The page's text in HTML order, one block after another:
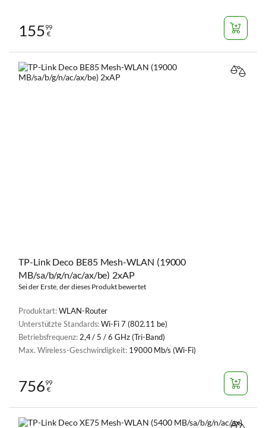
15599
€
TP-Link Deco BE85 Mesh-WLAN (19000
MB/sa/b/g/n/ac/ax/be) 2xAP
Sei der Erste, der dieses Produkt bewertet
Produktart:WLAN-Router
Unterstützte Standards:Wi-Fi 7 (802.11 be)
Betriebsfrequenz: 2,4 / 5 / 6 GHz (Tri-Band)
Max. Wireless-Geschwindigkeit: 19000 Mb/s (Wi-Fi)
75699
€